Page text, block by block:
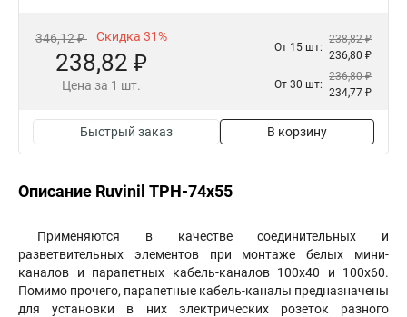
346,12 ₽ Скидка 31%
238,82 ₽
Цена за 1 шт.
От 15 шт:
238,82 ₽
236,80 ₽
От 30 шт:
236,80 ₽
234,77 ₽
Быстрый заказ В корзину
Описание Ruvinil ТРН-74х55
Применяются в качестве соединительных и
разветвительных элементов при монтаже белых мини-
каналов и парапетных кабель-каналов 100х40 и 100х60.
Помимо прочего, парапетные кабель-каналы предназначены
для установки в них электрических розеток разного